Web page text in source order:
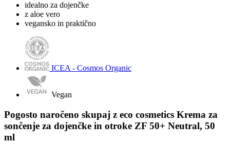
idealno za dojenčke
z aloe vero
vegansko in praktično
ICEA - Cosmos Organic
Vegan
Pogosto naročeno skupaj z eco cosmetics Krema za
sončenje za dojenčke in otroke ZF 50+ Neutral, 50
ml